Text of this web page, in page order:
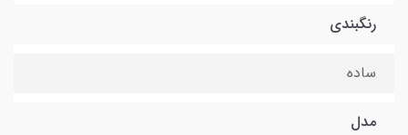
رنگبندی
ساده
مدل